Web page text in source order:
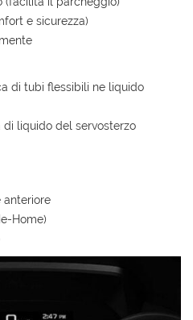
e sicurezza)
di tubi flessibili ne liquido
liquido del servosterzo
anteriore
Home)